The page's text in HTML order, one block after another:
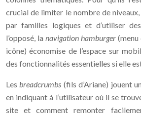
crucial de limiter le nombre de
par familles logiques et d’utiliser
l’opposé, la navigation hamburger (menu
icône) économise de l’espace sur
des fonctionnalités essentielles si elle
Lesbreadcrumbs (fils d’Ariane) jouent
en indiquant à l’utilisateur où il se
site et comment remonter